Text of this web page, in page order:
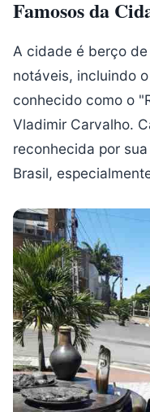
Famosos da
A cidade é berço
notáveis, incluindo
conhecido como o
Vladimir Carvalho.
reconhecida por
Brasil,